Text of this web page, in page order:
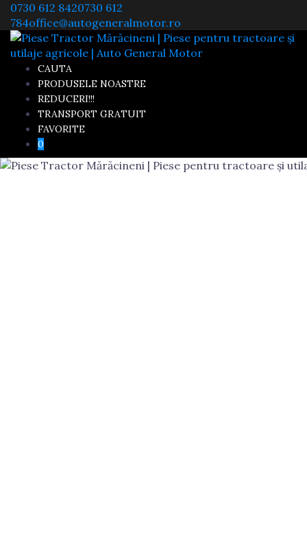
Skip
content
0730 612 8420730 612
784office@autogeneralmotor.ro
CAUTA
PRODUSELE NOASTRE
REDUCERI!!!
TRANSPORT GRATUIT
FAVORITE
0